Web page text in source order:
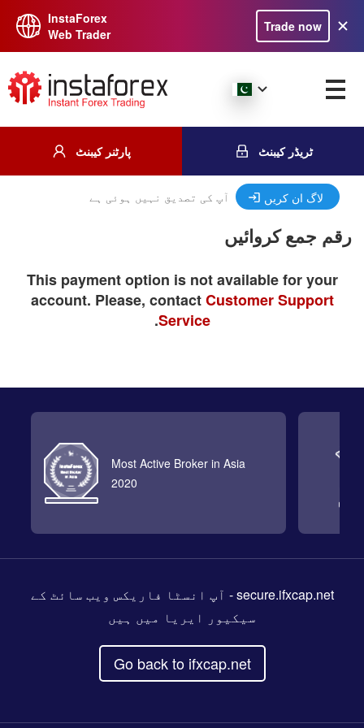
InstaForex
Web Trader
Trade now
پارٹنر کیبنٹ ٹریڈر کیبنٹ
آپ کی تصدیق نہیں ہوئی ہے لاگ ان کریں
رقم جمع کروائیں
This payment option is not available for your
account. Please, contactCustomer Support
Service
.
Most Active Broker in Asia
2020
secure.ifxcap.net- آپ انسٹا فاریکس ویب سائٹ کے
سیکیور ایریا میں ہیں
Go back to ifxcap.net